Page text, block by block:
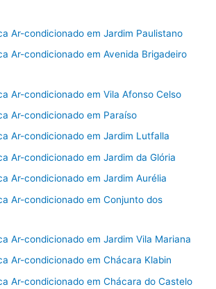
Ar-condicionado em Jardim Paulistano
Ar-condicionado em Avenida Brigadeiro
Ar-condicionado em Vila Afonso Celso
Ar-condicionado em Paraíso
Ar-condicionado em Jardim Lutfalla
Ar-condicionado em Jardim da Glória
Ar-condicionado em Jardim Aurélia
Ar-condicionado em Conjunto dos
Ar-condicionado em Jardim Vila Mariana
Ar-condicionado em Chácara Klabin
Ar-condicionado em Chácara do Castelo